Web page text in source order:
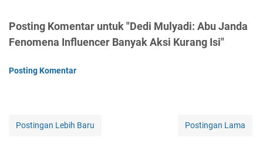
Posting Komentar untuk "Dedi Mulyadi: Abu Janda
Fenomena Influencer Banyak Aksi Kurang Isi"
Posting Komentar
Postingan Lebih Baru Postingan Lama